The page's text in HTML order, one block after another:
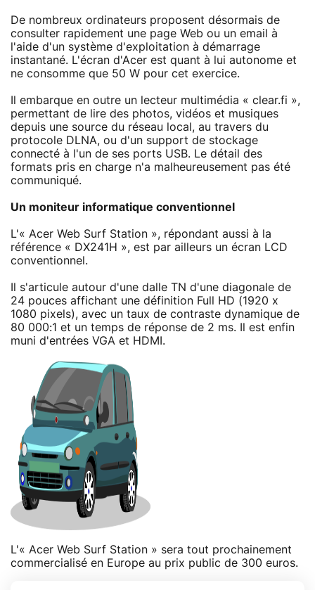
De nombreux ordinateurs proposent désormais de
consulter rapidement une page Web ou un email à
l'aide d'un système d'exploitation à démarrage
instantané. L'écran d'Acer est quant à lui autonome et
ne consomme que 50 W pour cet exercice.
Il embarque en outre un lecteur multimédia « clear.fi »,
permettant de lire des photos, vidéos et musiques
depuis une source du réseau local, au travers du
protocole DLNA, ou d'un support de stockage
connecté à l'un de ses ports USB. Le détail des
formats pris en charge n'a malheureusement pas été
communiqué.
Un moniteur informatique conventionnel
L'« Acer Web Surf Station », répondant aussi à la
référence « DX241H », est par ailleurs un écran LCD
conventionnel.
Il s'articule autour d'une dalle TN d'une diagonale de
24 pouces affichant une définition Full HD (1920 x
1080 pixels), avec un taux de contraste dynamique de
80 000:1 et un temps de réponse de 2 ms. Il est enfin
muni d'entrées VGA et HDMI.
L'« Acer Web Surf Station » sera tout prochainement
commercialisé en Europe au prix public de 300 euros.